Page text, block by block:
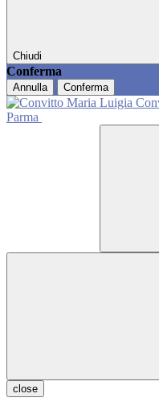
Chiudi
Conferma
Annulla Conferma
Parma
close